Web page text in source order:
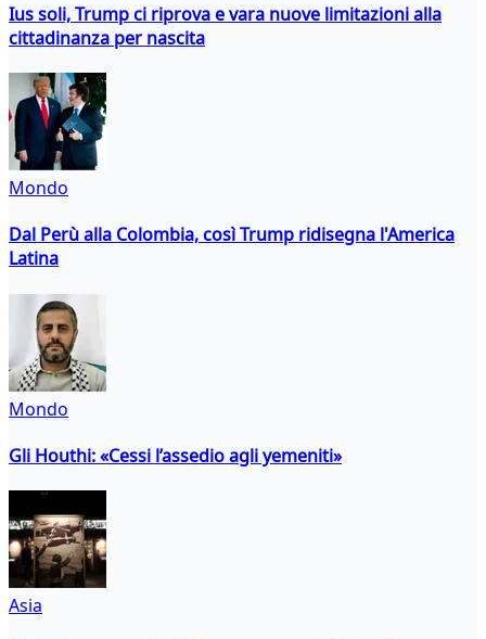
Ius soli, Trump ci riprova e vara nuove limitazioni alla
cittadinanza per nascita
Mondo
Dal Perù alla Colombia, così Trump ridisegna l'America
Latina
Mondo
Gli Houthi: «Cessi l’assedio agli yemeniti»
Asia